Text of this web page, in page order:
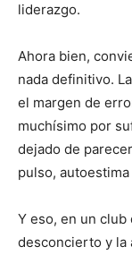
liderazgo.
Ahora bien,
nada definitivo.
el margen de
muchísimo por
dejado de
pulso,
Y eso, en un
desconcierto y la